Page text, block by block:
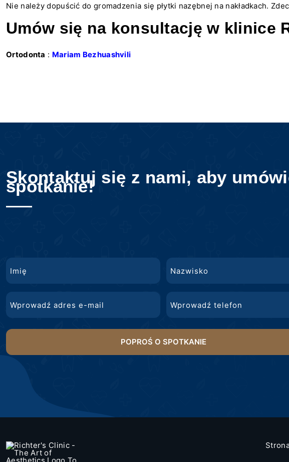
Nie należy dopuścić do gromadzenia się płytki nazębnej na nakładkach.
Umów się na konsultację w klinice
Ortodonta : Mariam Bezhuashvili
Skontaktuj się z nami, aby
spotkanie!
mail